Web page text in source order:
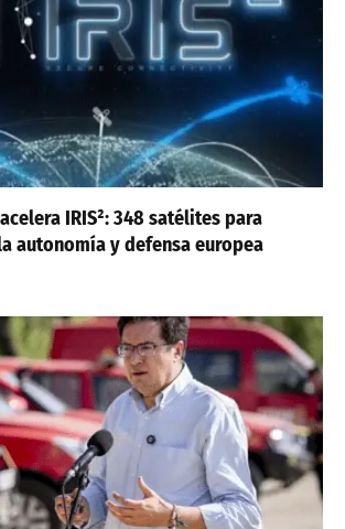
IRIS²: 348 satélites para
autonomía y defensa europea